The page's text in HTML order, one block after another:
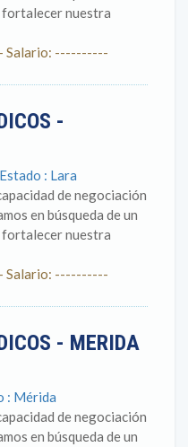
nuestra
Salario: ----------
-
: Lara
de negociación
en búsqueda de un
nuestra
Salario: ----------
- MERIDA
: Mérida
de negociación
en búsqueda de un